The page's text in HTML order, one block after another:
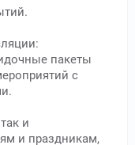
пакеты
с
и
и праздникам,